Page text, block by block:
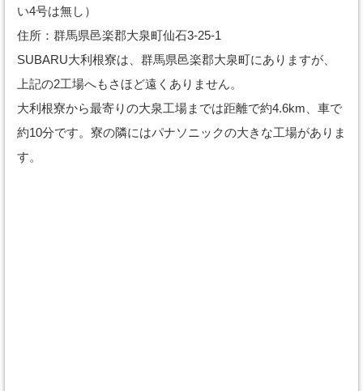
い4号は無し）
住所：群馬県邑楽郡大泉町仙石3-25-1
SUBARU大利根寮は、群馬県邑楽郡大泉町にありますが、
上記の2工場へもさほど遠くありません。
大利根寮から最寄りの大泉工場までは距離で約4.6km、車で
約10分です。寮の隣にはパナソニックの大きな工場がありま
す。